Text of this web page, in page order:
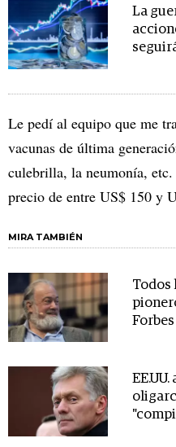
La
Le pedí al equipo que me
vacunas de última
culebrilla, la neumonía,
precio de entre US$ 150 y
MIRA TAMBIÉN
Todos
Forbes